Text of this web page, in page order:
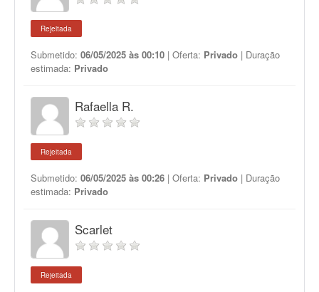
Rejeitada
Submetido: 06/05/2025 às 00:10 | Oferta: Privado | Duração
estimada: Privado
Rafaella R.
Rejeitada
Submetido: 06/05/2025 às 00:26 | Oferta: Privado | Duração
estimada: Privado
Scarlet
Rejeitada